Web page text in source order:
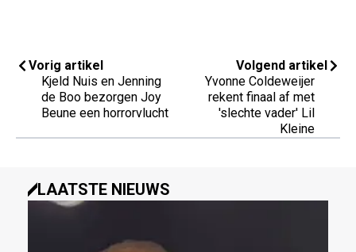
Vorig artikel
Kjeld Nuis en Jenning
de Boo bezorgen Joy
Beune een horrorvlucht
Volgend artikel
Yvonne Coldeweijer
rekent finaal af met
'slechte vader' Lil
Kleine
LAATSTE NIEUWS